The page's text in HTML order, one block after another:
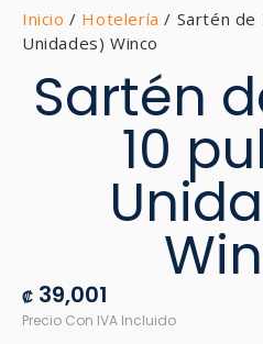
Inicio / Hotelería / Sartén de
Unidades) Winco
Sartén
10
₡ 39,001